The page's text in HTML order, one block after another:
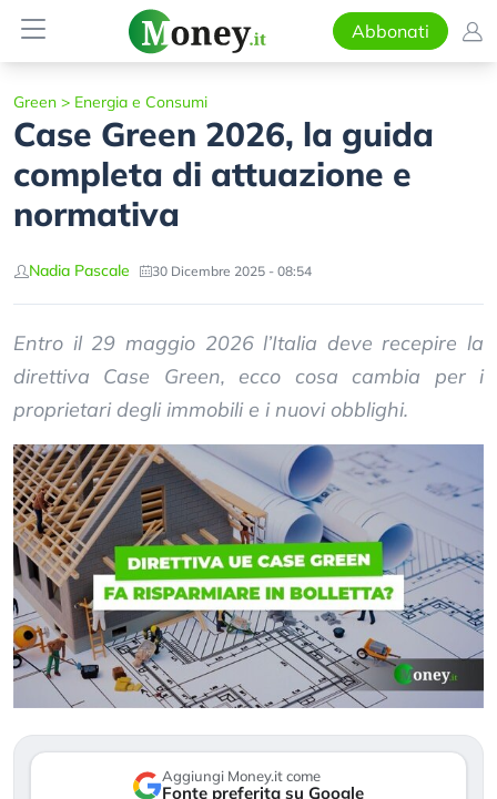
Abbonati
Green > Energia e Consumi
Case Green 2026, la guida
completa di attuazione e
normativa
Nadia Pascale 30 Dicembre 2025 - 08:54
Entro il 29 maggio 2026 l’Italia deve recepire la
direttiva Case Green, ecco cosa cambia per i
proprietari degli immobili e i nuovi obblighi.
Aggiungi Money.it come
Fonte preferita su Google